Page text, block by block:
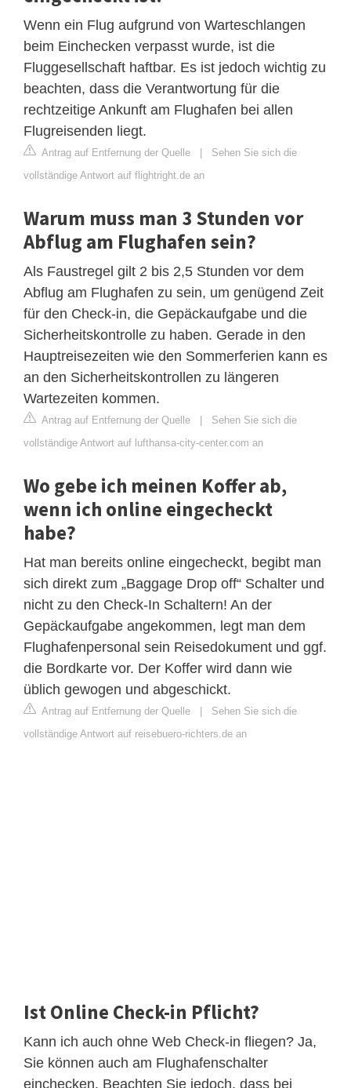
Wenn ein Flug aufgrund von Warteschlangen
beim Einchecken verpasst wurde, ist die
Fluggesellschaft haftbar. Es ist jedoch wichtig zu
beachten, dass die Verantwortung für die
rechtzeitige Ankunft am Flughafen bei allen
Flugreisenden liegt.
Antrag auf Entfernung der Quelle | Sehen Sie sich die
vollständige Antwort auf flightright.de an
Warum muss man 3 Stunden vor
Abflug am Flughafen sein?
Als Faustregel gilt 2 bis 2,5 Stunden vor dem
Abflug am Flughafen zu sein, um genügend Zeit
für den Check-in, die Gepäckaufgabe und die
Sicherheitskontrolle zu haben. Gerade in den
Hauptreisezeiten wie den Sommerferien kann es
an den Sicherheitskontrollen zu längeren
Wartezeiten kommen.
Antrag auf Entfernung der Quelle | Sehen Sie sich die
vollständige Antwort auf lufthansa-city-center.com an
Wo gebe ich meinen Koffer ab,
wenn ich online eingecheckt
habe?
Hat man bereits online eingecheckt, begibt man
sich direkt zum „Baggage Drop off“ Schalter und
nicht zu den Check-In Schaltern! An der
Gepäckaufgabe angekommen, legt man dem
Flughafenpersonal sein Reisedokument und ggf.
die Bordkarte vor. Der Koffer wird dann wie
üblich gewogen und abgeschickt.
Antrag auf Entfernung der Quelle | Sehen Sie sich die
vollständige Antwort auf reisebuero-richters.de an
Ist Online Check-in Pflicht?
Kann ich auch ohne Web Check-in fliegen? Ja,
Sie können auch am Flughafenschalter
einchecken. Beachten Sie jedoch, dass bei